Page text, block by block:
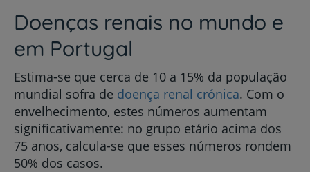
Doenças renais no mundo e
em Portugal
Estima-se que cerca de 10 a 15% da população
mundial sofra de doença renal crónica. Com o
envelhecimento, estes números aumentam
significativamente: no grupo etário acima dos
75 anos, calcula-se que esses números rondem
50% dos casos.